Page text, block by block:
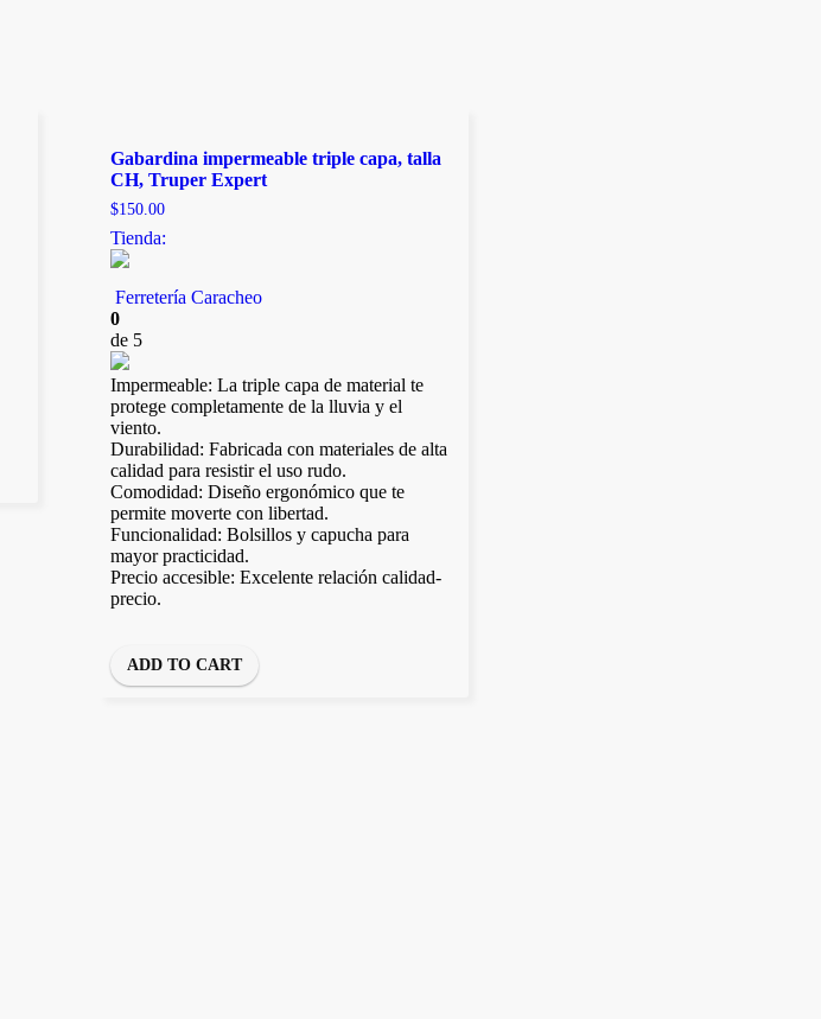
Gabardina impermeable triple capa, talla
CH, Truper Expert
$150.00
Tienda:
Ferretería Caracheo
0
de 5
Impermeable: La triple capa de material te
protege completamente de la lluvia y el
viento.
Durabilidad: Fabricada con materiales de alta
calidad para resistir el uso rudo.
Comodidad: Diseño ergonómico que te
permite moverte con libertad.
Funcionalidad: Bolsillos y capucha para
mayor practicidad.
Precio accesible: Excelente relación calidad-
precio.
ADD TO CART